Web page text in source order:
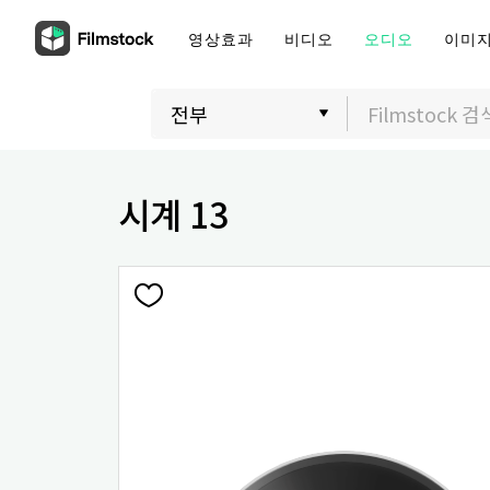
영상효과 비디오 오디오 이미
시계 13